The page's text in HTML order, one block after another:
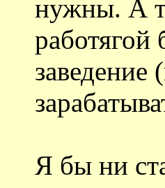
нужны. А
работягой
Я бы ни